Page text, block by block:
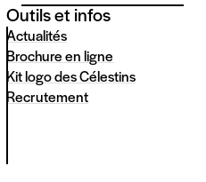
Outils et infos
Actualités
Brochure en ligne
Kit logo des Célestins
Recrutement